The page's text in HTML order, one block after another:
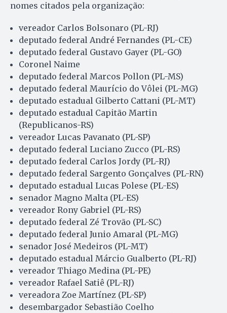
nomes citados pela organização:
vereador Carlos Bolsonaro (PL-RJ)
deputado federal André Fernandes (PL-CE)
deputado federal Gustavo Gayer (PL-GO)
Coronel Naime
deputado federal Marcos Pollon (PL-MS)
deputado federal Maurício do Vôlei (PL-MG)
deputado estadual Gilberto Cattani (PL-MT)
deputado estadual Capitão Martin
(Republicanos-RS)
vereador Lucas Pavanato (PL-SP)
deputado federal Luciano Zucco (PL-RS)
deputado federal Carlos Jordy (PL-RJ)
deputado federal Sargento Gonçalves (PL-RN)
deputado estadual Lucas Polese (PL-ES)
senador Magno Malta (PL-ES)
vereador Rony Gabriel (PL-RS)
deputado federal Zé Trovão (PL-SC)
deputado federal Junio Amaral (PL-MG)
senador José Medeiros (PL-MT)
deputado estadual Márcio Gualberto (PL-RJ)
vereador Thiago Medina (PL-PE)
vereador Rafael Satiê (PL-RJ)
vereadora Zoe Martínez (PL-SP)
desembargador Sebastião Coelho